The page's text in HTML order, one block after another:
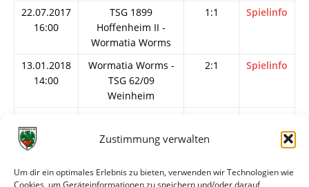
Zustimmung verwalten
Um dir ein optimales Erlebnis zu bieten, verwenden wir Technologien wie
Cookies, um Geräteinformationen zu speichern und/oder darauf
22.07.2017
16:00
TSG 1899
Hoffenheim II -
Wormatia Worms
1:1 Spielinfo
13.01.2018
14:00
Wormatia Worms -
TSG 62/09
Weinheim
2:1 Spielinfo
19:30
Wormatia Worms
14:30
FK 03 Pirmasens